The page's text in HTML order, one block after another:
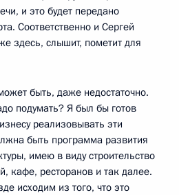
и это будет передано
Соответственно и Сергей
здесь, слышит, пометит для
быть, даже недостаточно.
подумать? Я был бы готов
реализовывать эти
быть программа развития
имею в виду строительство
кафе, ресторанов и так далее.
исходим из того, что это